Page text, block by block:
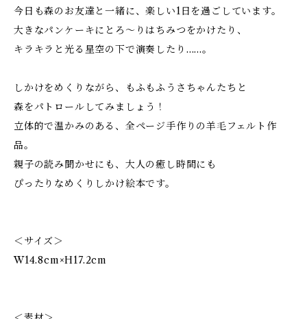
今日も森のお友達と一緒に、楽しい1日を過ごしています。
大きなパンケーキにとろ〜りはちみつをかけたり、
キラキラと光る星空の下で演奏したり……。
しかけをめくりながら、もふもふうさちゃんたちと
森をパトロールしてみましょう！
立体的で温かみのある、全ページ手作りの羊毛フェルト作
品。
親子の読み聞かせにも、大人の癒し時間にも
ぴったりなめくりしかけ絵本です。
＜サイズ＞
W14.8cm×H17.2cm